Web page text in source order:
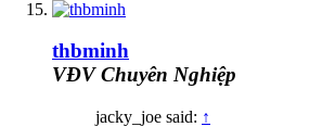
thbminh
VĐV Chuyên Nghiệp
jacky_joe said: ↑